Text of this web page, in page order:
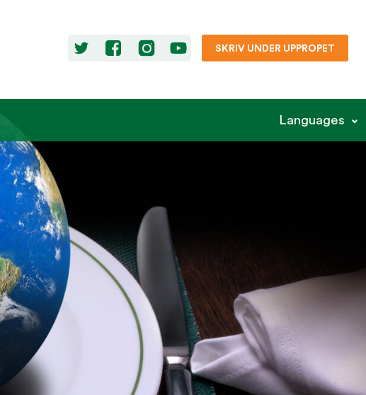
SKRIV UNDER UPPROPET
Languages